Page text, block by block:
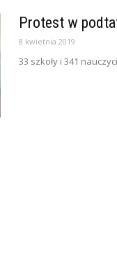
Protest w
8 kwietnia 2019
33 szkoły i 341